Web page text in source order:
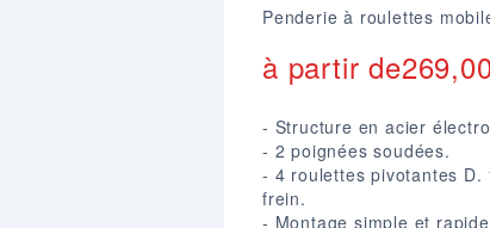
Penderie à roulettes
à partir de
- Structure en acier
- 2 poignées soudées.
- 4 roulettes pivotantes D.
frein.
- Montage simple et